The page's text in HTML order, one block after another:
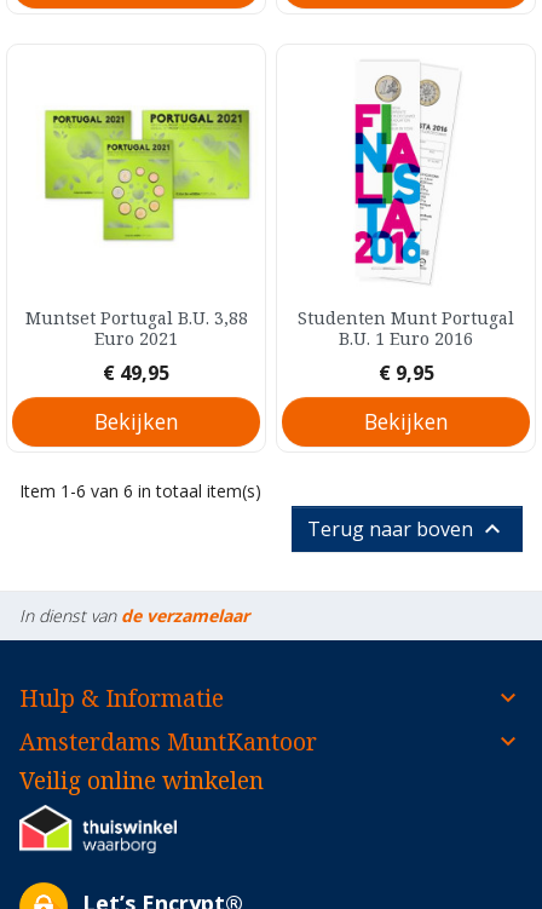
Muntset Portugal B.U. 3,88
Euro 2021
Prijs
€ 49,95
Bekijken
Studenten Munt Portugal
B.U. 1 Euro 2016
Prijs
€ 9,95
Bekijken
Item 1-6 van 6 in totaal item(s)
Terug naar boven 
In dienst van de verzamelaar
Hulp & Informatie
Amsterdams MuntKantoor
Veilig online winkelen